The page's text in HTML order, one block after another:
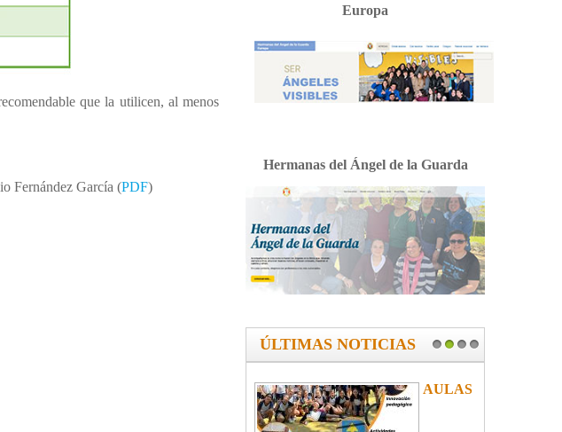
que la utilicen, al menos
Fernández García (PDF)
Europa
Hermanas del Ángel de la Guarda
1 2 3 4
ÚLTIMAS NOTICIAS
AULAS